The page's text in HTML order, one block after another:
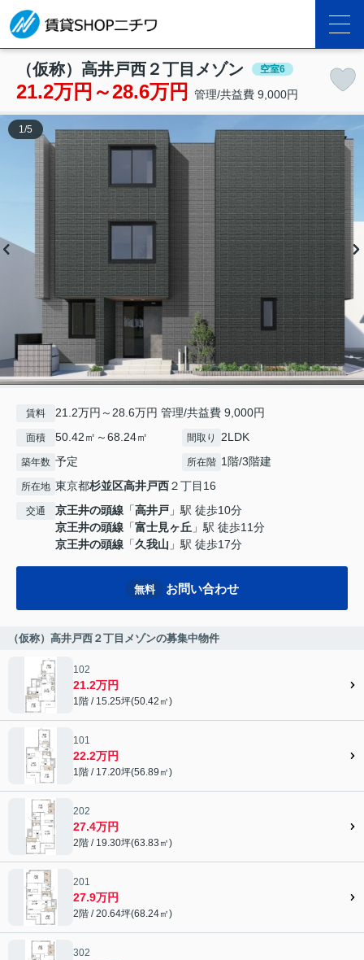
（仮称）高井戸西２丁目メゾン 空室6
21.2万円～28.6万円 管理/共益費 9,000円
1 /5
賃料 21.2万円～28.6万円 管理/共益費 9,000円
面積 50.42㎡～68.24㎡ 間取り 2LDK
築年数 予定 所在階 1階/3階建
所在地 東京都杉並区高井戸西２丁目16
交通 京王井の頭線 「高井戸 」駅 徒歩10分
京王井の頭線 「富士見ヶ丘 」駅 徒歩11分
京王井の頭線 「久我山 」駅 徒歩17分
無料 お問い合わせ
（仮称）高井戸西２丁目メゾンの募集中物件
102
21.2万円
1階 / 15.25坪(50.42㎡)
101
22.2万円
1階 / 17.20坪(56.89㎡)
202
27.4万円
2階 / 19.30坪(63.83㎡)
201
27.9万円
2階 / 20.64坪(68.24㎡)
302